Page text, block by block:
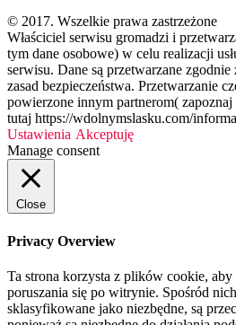
© 2017. Wszelkie prawa zastrzeżone
Właściciel serwisu gromadzi i
tym dane osobowe) w celu realizacji
serwisu. Dane są przetwarzane
zasad bezpieczeństwa. Przetwarzanie
powierzone innym partnerom(
tutaj https://wdolnymslasku.com/
Ustawienia Akceptuję
Manage consent
Close
Privacy Overview
Ta strona korzysta z plików cookie,
poruszania się po witrynie. Spośród
sklasyfikowane jako niezbędne, są